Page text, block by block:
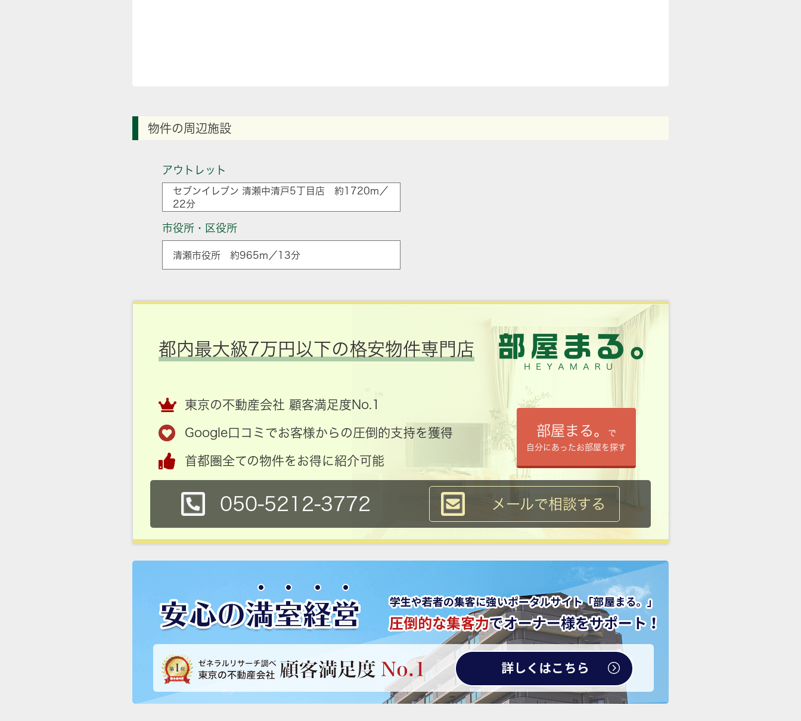
物件の周辺施設
アウトレット
セブンイレブン 清瀬中清戸5丁目店 約1720m／
22分
市役所・区役所
清瀬市役所 約965m／13分
都内最大級7万円以下の格安物件専門店
東京の不動産会社 顧客満足度No.1
Google口コミでお客様からの圧倒的支持を獲得
首都圏全ての物件をお得に紹介可能
部屋まる。
で
自分にあったお部屋を探す
050-5212-3772 メールで相談する